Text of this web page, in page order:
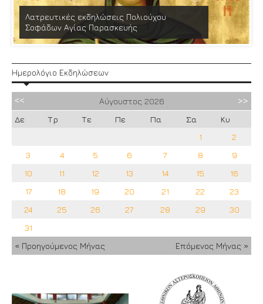
Λατρευτικές εκδηλώσεις Πολιούχου
Σοφάδων Αγίας Παρασκευής
Ημερολόγιο Εκδηλώσεων
Αύγουστος 2026
Δε
Τρ Τε Πε Πα Σα
Κυ
1
2
3
4 5 6 7 8
9
10
11 12 13 14 15
16
17
18 19 20 21 22
23
24
25 26 27 28 29
30
31
« Προηγούμενος Μήνας
Επόμενος Μήνας »